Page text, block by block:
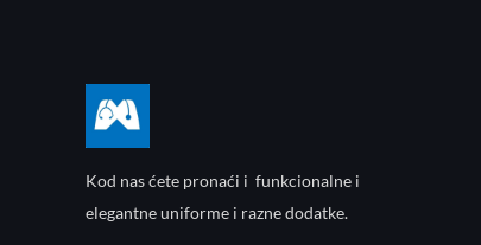
Kod nas ćete pronaći i funkcionalne i
elegantne uniforme i razne dodatke.